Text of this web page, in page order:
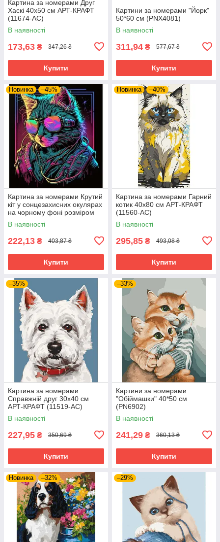
Картина за номерами Друг
Хаскі 40х50 см АРТ-КРАФТ
(11674-AC)
В наявності
173,63 ₴ 347,26 ₴
Купити
Картини за номерами "Йорк"
50*60 см (PNX4081)
В наявності
311,94 ₴ 577,67 ₴
Купити
Новинка –45%
Картина за номерами Крутий
кіт у сонцезахисних окулярах
на чорному фоні розміром
40х40 см Strateg (AV4040-7)
В наявності
222,13 ₴ 403,87 ₴
Купити
Новинка –40%
Картина за номерами Гарний
котик 40х80 см АРТ-КРАФТ
(11560-AC)
В наявності
295,85 ₴ 493,08 ₴
Купити
–35%
Картина за номерами
Справжній друг 30х40 см
АРТ-КРАФТ (11519-AC)
В наявності
227,95 ₴ 350,69 ₴
Купити
–33%
Картини за номерами
"Обіймашки" 40*50 см
(PN6902)
В наявності
241,29 ₴ 360,13 ₴
Купити
Новинка –32% –29%